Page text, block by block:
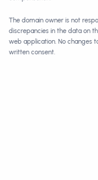
The domain owner is not
discrepancies in the data on
web application. No changes
written consent.